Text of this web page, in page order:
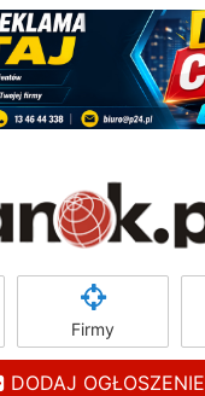
Firmy
DODAJ OGŁOSZENIE